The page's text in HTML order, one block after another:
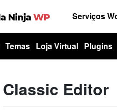
Serviços
Temas Loja Virtual Plugins
Classic Editor